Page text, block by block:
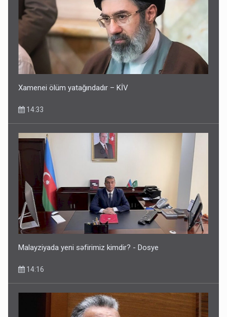
Xamenei ölüm yatağındadır – KİV
14:33
Malayziyada yeni səfirimiz kimdir? - Dosye
14:16